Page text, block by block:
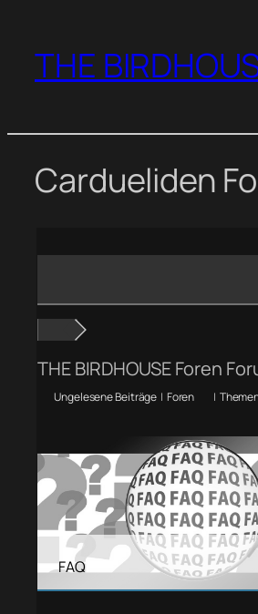
springen
THE
Cardueliden
THE BIRDHOUSE Foren
Ungelesene Beiträge | Foren |
FAQ